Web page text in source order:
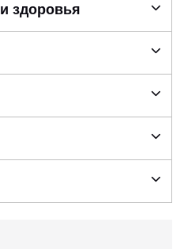
здоровья